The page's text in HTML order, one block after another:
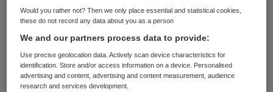
Enorm verheugd
De Jongh zit sinds januari 2020 in de raad
van bestuur en vormt samen met De
Would you rather not? Then we only place essential and statistical cookies,
these do not record any data about you as a person
We and our partners process data to provide:
Use precise geolocation data. Actively scan device characteristics for
identification. Store and/or access information on a device. Personalised
advertising and content, advertising and content measurement, audience
research and services development.